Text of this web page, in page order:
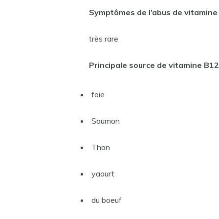
Symptômes de l’abus de
très rare
Principale source de vitamine B12
foie
Saumon
Thon
yaourt
du boeuf